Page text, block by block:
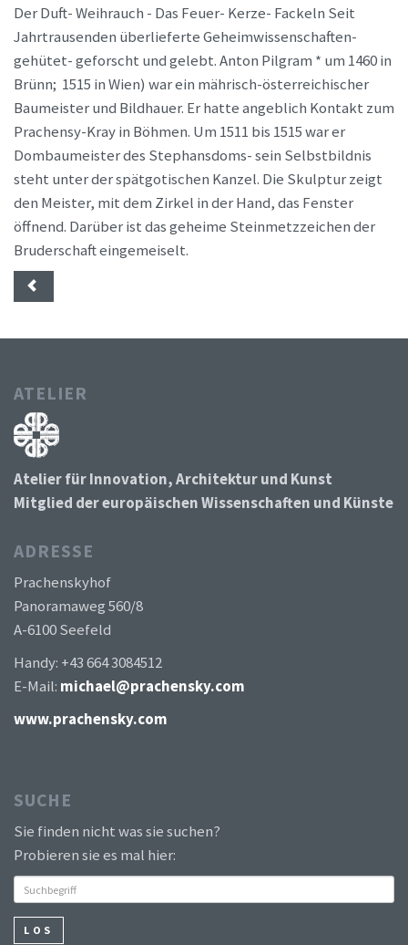
Der Duft- Weihrauch - Das Feuer- Kerze- Fackeln Seit
Jahrtrausenden überlieferte Geheimwissenschaften-
gehütet- geforscht und gelebt. Anton Pilgram * um 1460 in
Brünn;  1515 in Wien) war ein mährisch-österreichischer
Baumeister und Bildhauer. Er hatte angeblich Kontakt zum
Prachensy-Kray in Böhmen. Um 1511 bis 1515 war er
Dombaumeister des Stephansdoms- sein Selbstbildnis
steht unter der spätgotischen Kanzel. Die Skulptur zeigt
den Meister, mit dem Zirkel in der Hand, das Fenster
öffnend. Darüber ist das geheime Steinmetzzeichen der
Bruderschaft eingemeiselt.
ATELIER
Atelier für Innovation, Architektur und Kunst
Mitglied der europäischen Wissenschaften und Künste
ADRESSE
Prachenskyhof
Panoramaweg 560/8
A-6100 Seefeld
Handy: +43 664 3084512
E-Mail: michael@prachensky.com
www.prachensky.com
SUCHE
Sie finden nicht was sie suchen?
Probieren sie es mal hier:
LOS